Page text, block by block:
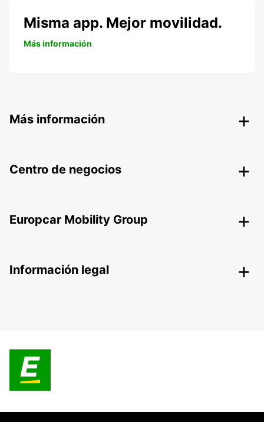
Misma app. Mejor movilidad.
Más información
Más información
Centro de negocios
Europcar Mobility Group
Información legal